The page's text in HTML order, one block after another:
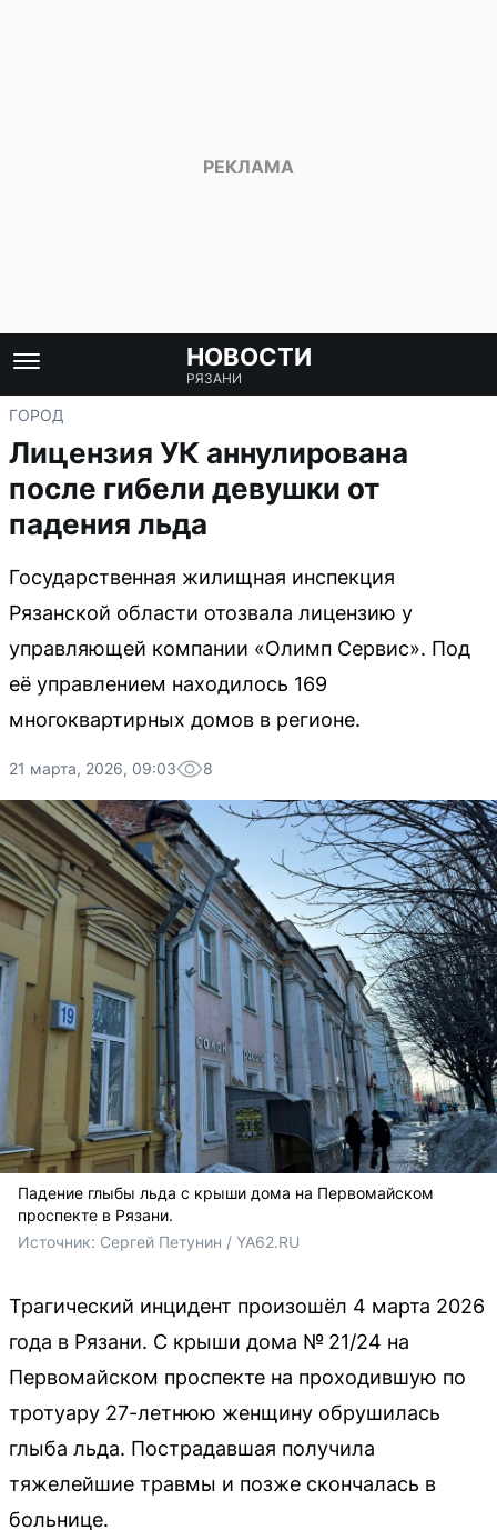
НОВОСТИ
РЯЗАНИ
ГОРОД
Лицензия УК аннулирована
после гибели девушки от
падения льда
Государственная жилищная инспекция
Рязанской области отозвала лицензию у
управляющей компании «Олимп Сервис». Под
её управлением находилось 169
многоквартирных домов в регионе.
21 марта, 2026, 09:03 8
Падение глыбы льда с крыши дома на Первомайском
проспекте в Рязани.
Источник: Сергей Петунин / YA62.RU
Трагический инцидент произошёл 4 марта 2026
года в Рязани. С крыши дома № 21/24 на
Первомайском проспекте на проходившую по
тротуару 27-летнюю женщину обрушилась
глыба льда. Пострадавшая получила
тяжелейшие травмы и позже скончалась в
больнице.